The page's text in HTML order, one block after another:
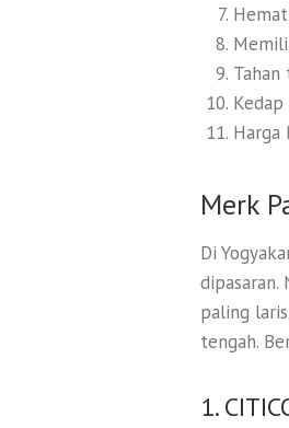
Tahan
Harga
Merk
Di
paling
tengah.
1.